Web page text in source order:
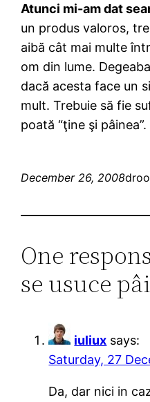
Atunci mi-am dat
un produs valoros,
aibă cât mai multe
om din lume.
dacă acesta face un
mult. Trebuie să fie
poată “ţine şi pâinea”.
December 26, 2008
One
se usuce
iuliux says:
Saturday, 27
Da, dar nici in